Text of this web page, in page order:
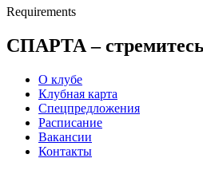
Requirements
СПАРТА –
О клубе
Клубная карта
Спецпредложения
Расписание
Вакансии
Контакты